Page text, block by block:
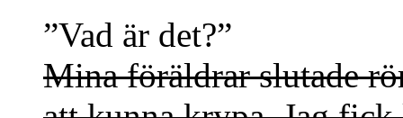
”Vad är det?”
Mina föräldrar slutade